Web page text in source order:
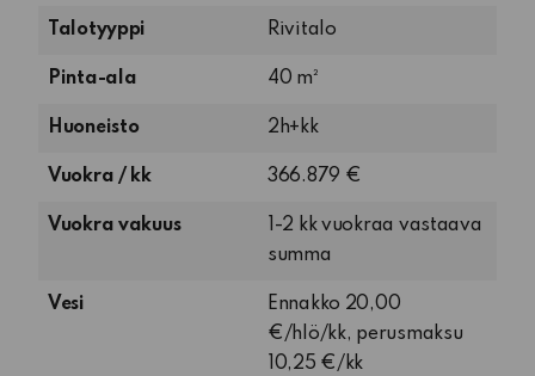
Talotyyppi Rivitalo
Pinta-ala 40 m²
Huoneisto 2h+kk
2
ja
keittokomero
Vuokra / kk 366.879 €
Vuokra vakuus
1-2 kk vuokraa vastaava
summa
Vesi
Ennakko 20,00
€/hlö/kk, perusmaksu
10,25 €/kk